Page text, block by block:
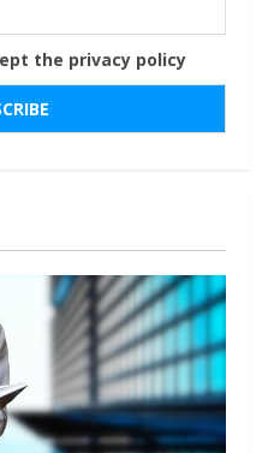
the privacy policy